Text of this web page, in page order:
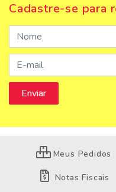
Cadastre-se para
Meus Pedidos
Notas Fiscais